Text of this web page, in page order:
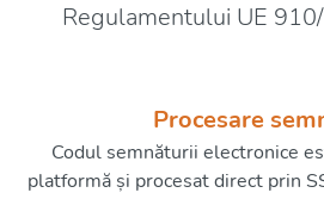
Regulamentului UE
Procesare
Codul semnăturii electronice
platformă și procesat direct prin